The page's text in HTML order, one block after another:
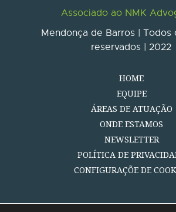
Associado ao NMK
Mendonça de Barros | Todos
reservados | 2022
HOME
EQUIPE
ÁREAS DE ATUAÇÃO
ONDE ESTAMOS
NEWSLETTER
POLÍTICA DE
CONFIGURAÇÕE DE